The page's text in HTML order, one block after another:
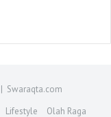
Swaraqta.com
Lifestyle Olah Raga